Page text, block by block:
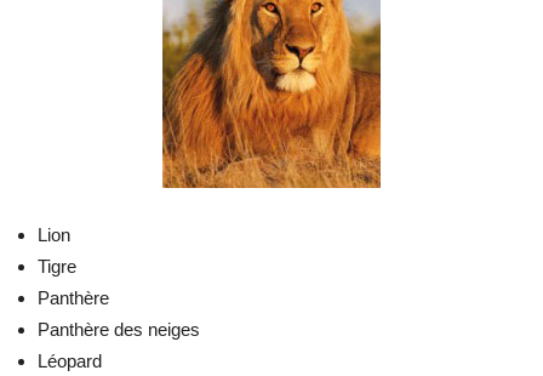
Lion
Tigre
Panthère
Panthère des neiges
Léopard